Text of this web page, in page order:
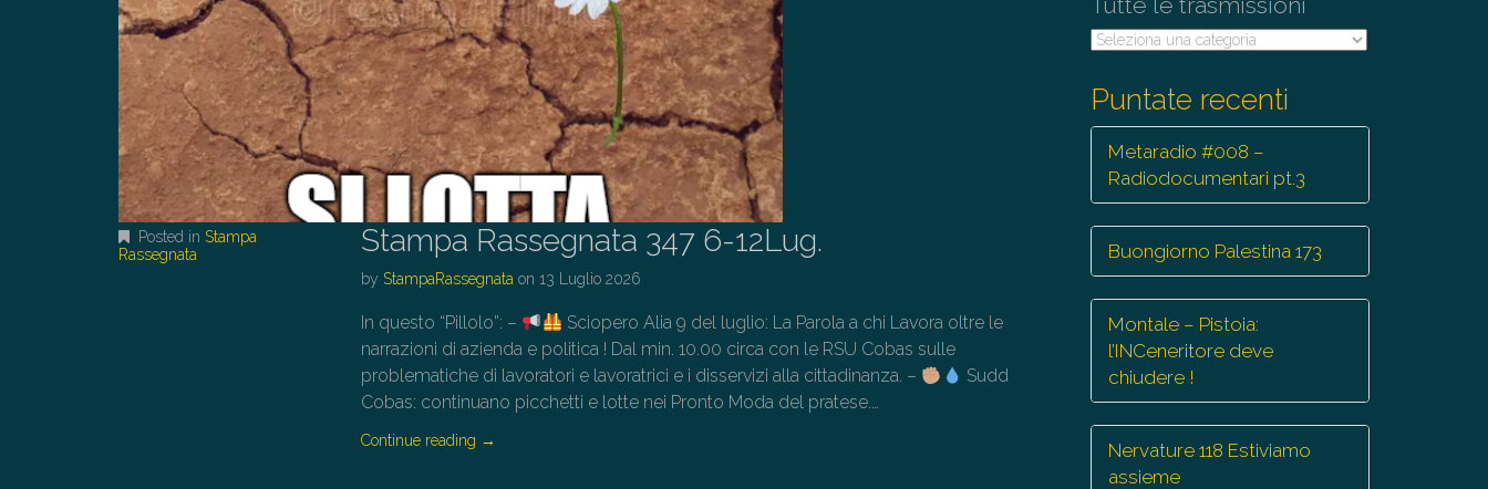
Posted in Stampa
Rassegnata
Stampa Rassegnata 347 6-12Lug.
by StampaRassegnata on 13 Luglio 2026
In questo “Pillolo”: –
Sciopero Alia 9 del luglio: La Parola a chi Lavora oltre le
narrazioni di azienda e politica ! Dal min. 10.00 circa con le RSU Cobas sulle
problematiche di lavoratori e lavoratrici e i disservizi alla cittadinanza. –
Sudd
Cobas: continuano picchetti e lotte nei Pronto Moda del pratese.…
Continue reading →
Tutte
Puntate recenti
Metaradio #008 –
Radiodocumentari pt.3
Buongiorno Palestina 173
Montale – Pistoia:
l’INCeneritore deve
chiudere !
Nervature 118 Estiviamo
assieme